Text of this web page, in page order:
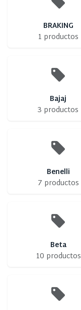
BRAKING
1 productos
Bajaj
3 productos
Benelli
7 productos
Beta
10 productos